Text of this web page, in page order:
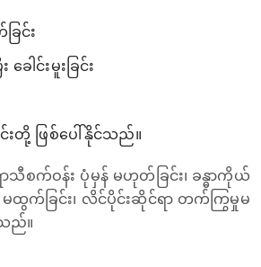
ြင်း
ခေါင်းမူးခြင်း
းတို့ ဖြစ်ပေါ်နိုင်သည်။
ာသီစက်ဝန်း ပုံမှန် မဟုတ်ခြင်း၊ ခန္ဓာကိုယ်
မထွက်ခြင်း၊ လိင်ပိုင်းဆိုင်ရာ တက်ကြွမှုမ
သည်။